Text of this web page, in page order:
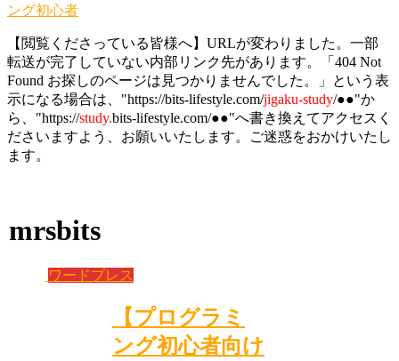
ング初心者
【閲覧くださっている皆様へ】URLが変わりました。一部
転送が完了していない内部リンク先があります。「404 Not
Found お探しのページは見つかりませんでした。」という表
示になる場合は、"https://bits-lifestyle.com/jigaku-study/●●"か
ら、"https://study.bits-lifestyle.com/●●"へ書き換えてアクセスく
ださいますよう、お願いいたします。ご迷惑をおかけいたし
ます。
mrsbits
ワードプレス
【プログラミ
ング初心者向け